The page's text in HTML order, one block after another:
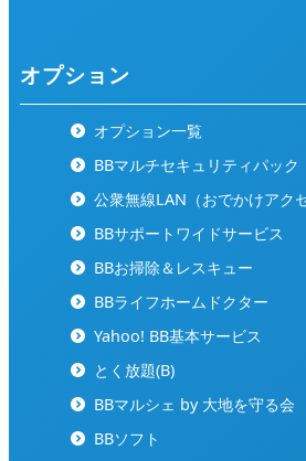
オプション
オプション一覧
BBマルチセキュリティパック
公衆無線LAN（おでかけアクセ
BBサポートワイドサービス
BBお掃除＆レスキュー
BBライフホームドクター
Yahoo! BB基本サービス
とく放題(B)
BBマルシェ by 大地を守る会
BBソフト